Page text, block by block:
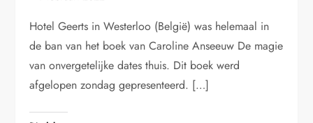
Hotel Geerts in Westerloo (België) was helemaal in
de ban van het boek van Caroline Anseeuw De magie
van onvergetelijke dates thuis. Dit boek werd
afgelopen zondag gepresenteerd. […]